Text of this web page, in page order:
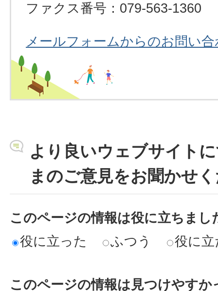
ファクス番号：079-563-1360
メールフォームからのお問い
より良いウェブサイト
まのご意見をお聞かせ
このページの情報は役に立ちまし
役に立った
ふつう 役に
このページの情報は見つけやすか